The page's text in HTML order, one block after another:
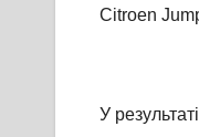
Citroen
У